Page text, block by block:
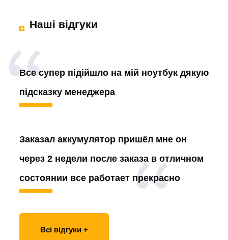
Наші відгуки
Все супер підійшло на мій ноутбук дякую
підсказку менеджера
Заказал аккумулятор пришёл мне он
через 2 недели после заказа в отличном
состоянии все работает прекрасно
Всі відгуки +